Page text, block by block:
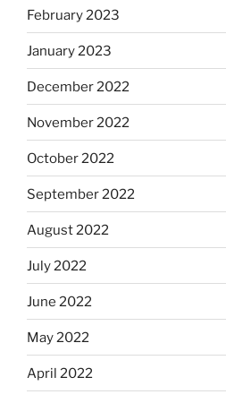
February 2023
January 2023
December 2022
November 2022
October 2022
September 2022
August 2022
July 2022
June 2022
May 2022
April 2022